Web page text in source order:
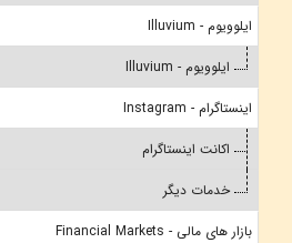
ایلوویوم - Illuvium
ایلوویوم - Illuvium
اینستاگرام - Instagram
اکانت اینستاگرام
خدمات دیگر
بازار های مالی - Financial Markets